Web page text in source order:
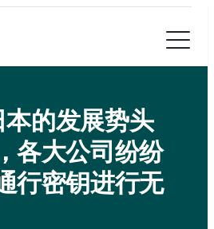
本的发展势头
各大公司纷纷
行密钥进行无